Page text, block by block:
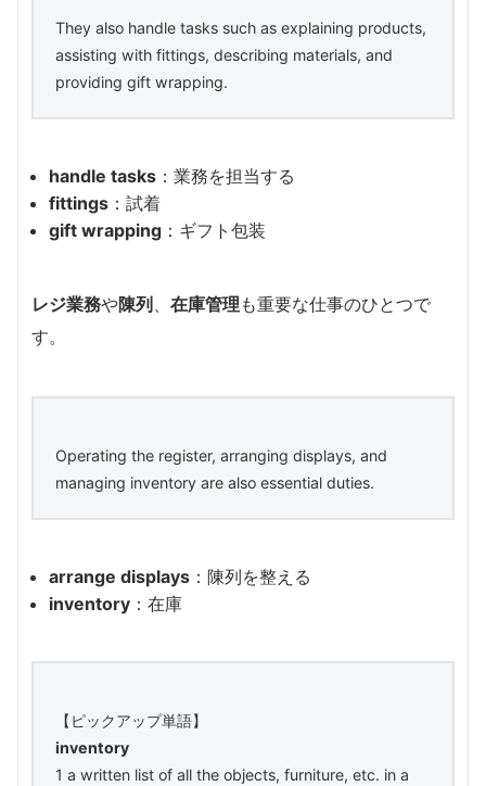
They also handle tasks such as explaining products,
assisting with fittings, describing materials, and
providing gift wrapping.
handle tasks ：業務を担当する
fittings ：試着
gift wrapping ：ギフト包装
レジ業務や陳列 、 在庫管理 も重要な仕事のひとつで
す。
Operating the register, arranging displays, and
managing inventory are also essential duties.
arrange displays ：陳列を整える
inventory ：在庫
【ピックアップ単語】
inventory
1 a written list of all the objects, furniture, etc. in a